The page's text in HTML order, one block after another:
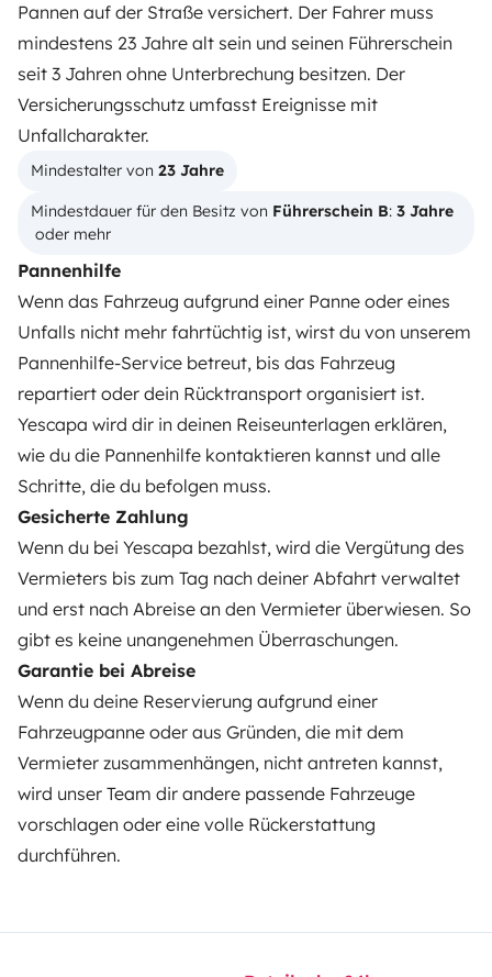
Pannen auf der Straße versichert. Der Fahrer muss
mindestens 23 Jahre alt sein und seinen Führerschein
seit 3 Jahren ohne Unterbrechung besitzen. Der
Versicherungsschutz umfasst Ereignisse mit
Unfallcharakter.
Mindestalter von 23 Jahre
Mindestdauer für den Besitz von Führerschein B: 3 Jahre
oder mehr
Pannenhilfe
Wenn das Fahrzeug aufgrund einer Panne oder eines
Unfalls nicht mehr fahrtüchtig ist, wirst du von unserem
Pannenhilfe-Service betreut, bis das Fahrzeug
repartiert oder dein Rücktransport organisiert ist.
Yescapa wird dir in deinen Reiseunterlagen erklären,
wie du die Pannenhilfe kontaktieren kannst und alle
Schritte, die du befolgen muss.
Gesicherte Zahlung
Wenn du bei Yescapa bezahlst, wird die Vergütung des
Vermieters bis zum Tag nach deiner Abfahrt verwaltet
und erst nach Abreise an den Vermieter überwiesen. So
gibt es keine unangenehmen Überraschungen.
Garantie bei Abreise
Wenn du deine Reservierung aufgrund einer
Fahrzeugpanne oder aus Gründen, die mit dem
Vermieter zusammenhängen, nicht antreten kannst,
wird unser Team dir andere passende Fahrzeuge
vorschlagen oder eine volle Rückerstattung
durchführen.
WOHNMOBIL MIETEN
Wie funktionierts?
Wohnmobil mieten
Deine ersten Schritte mit dem Wohnmobil
Die Bewertungen unserer User
Hilfe für Mieter
VERMIETER
Wohnmobil vermieten
Mietvertrag
Mietversicherung
Mietpannenhilfe
Hilfe für Vermieter
Ratenzahlung
Herunterladen im
App Store
Verfügbar auf
Google Play